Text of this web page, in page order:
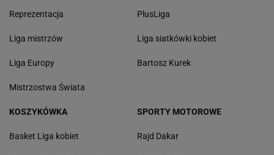
Reprezentacja
Liga mistrzów
Liga Europy
Mistrzostwa Świata
PlusLiga
Liga siatkówki kobiet
Bartosz Kurek
KOSZYKÓWKA
Basket Liga kobiet
SPORTY MOTOROWE
Rajd Dakar